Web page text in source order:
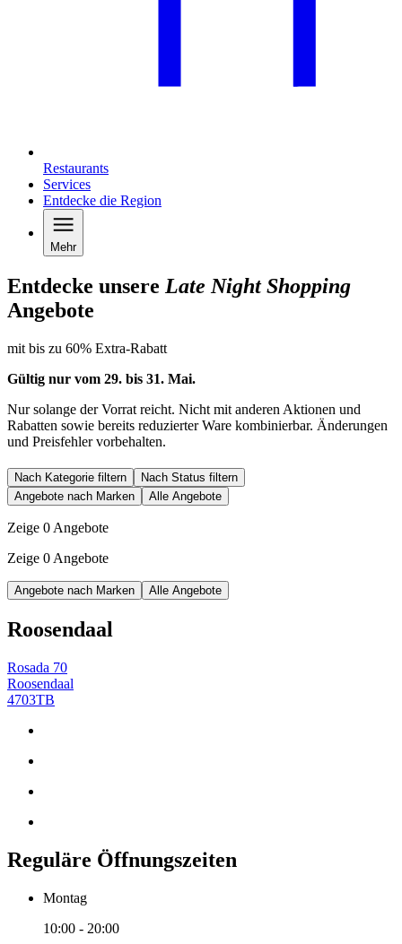
Restaurants
Services
Entdecke die Region
Mehr
Entdecke unsere Late Night Shopping
Angebote
mit bis zu 60% Extra-Rabatt
Gültig nur vom 29. bis 31. Mai.
Nur solange der Vorrat reicht. Nicht mit anderen Aktionen und
Rabatten sowie bereits reduzierter Ware kombinierbar. Änderungen
und Preisfehler vorbehalten.
Nach Kategorie filtern
Nach Status filtern
Angebote nach Marken
Alle Angebote
Zeige 0 Angebote
Zeige 0 Angebote
Angebote nach Marken Alle Angebote
Roosendaal
Rosada 70
Roosendaal
4703TB
Reguläre Öffnungszeiten
Montag
10:00 - 20:00